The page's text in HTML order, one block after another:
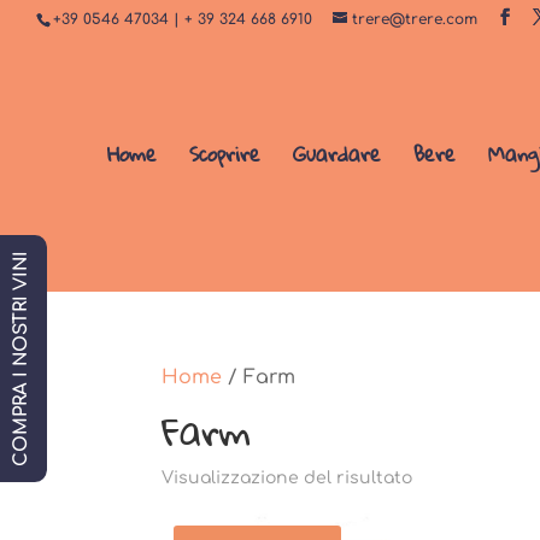
+39 0546 47034 | + 39 324 668 6910 trere@trere.com
Home Scoprire Guardare Bere
Home / Farm
Farm
Visualizzazione del risultato
COMPRA I NOSTRI VINI